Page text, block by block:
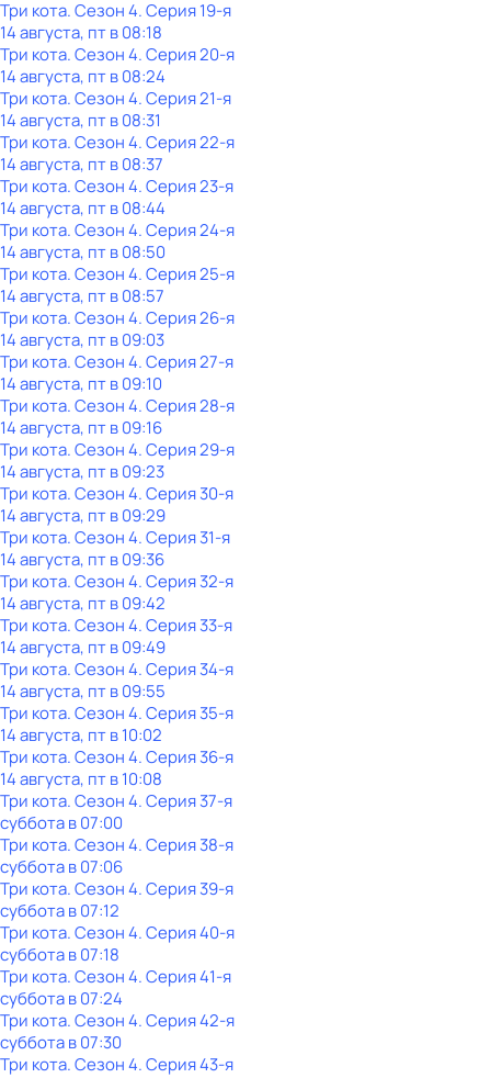
Три кота. Сезон 4. Серия 19-я
14 августа, пт в 08:18
Три кота. Сезон 4. Серия 20-я
14 августа, пт в 08:24
Три кота. Сезон 4. Серия 21-я
14 августа, пт в 08:31
Три кота. Сезон 4. Серия 22-я
14 августа, пт в 08:37
Три кота. Сезон 4. Серия 23-я
14 августа, пт в 08:44
Три кота. Сезон 4. Серия 24-я
14 августа, пт в 08:50
Три кота. Сезон 4. Серия 25-я
14 августа, пт в 08:57
Три кота. Сезон 4. Серия 26-я
14 августа, пт в 09:03
Три кота. Сезон 4. Серия 27-я
14 августа, пт в 09:10
Три кота. Сезон 4. Серия 28-я
14 августа, пт в 09:16
Три кота. Сезон 4. Серия 29-я
14 августа, пт в 09:23
Три кота. Сезон 4. Серия 30-я
14 августа, пт в 09:29
Три кота. Сезон 4. Серия 31-я
14 августа, пт в 09:36
Три кота. Сезон 4. Серия 32-я
14 августа, пт в 09:42
Три кота. Сезон 4. Серия 33-я
14 августа, пт в 09:49
Три кота. Сезон 4. Серия 34-я
14 августа, пт в 09:55
Три кота. Сезон 4. Серия 35-я
14 августа, пт в 10:02
Три кота. Сезон 4. Серия 36-я
14 августа, пт в 10:08
Три кота. Сезон 4. Серия 37-я
субботав07:00
Три кота. Сезон 4. Серия 38-я
субботав07:06
Три кота. Сезон 4. Серия 39-я
субботав07:12
Три кота. Сезон 4. Серия 40-я
субботав07:18
Три кота. Сезон 4. Серия 41-я
субботав07:24
Три кота. Сезон 4. Серия 42-я
субботав07:30
Три кота. Сезон 4. Серия 43-я